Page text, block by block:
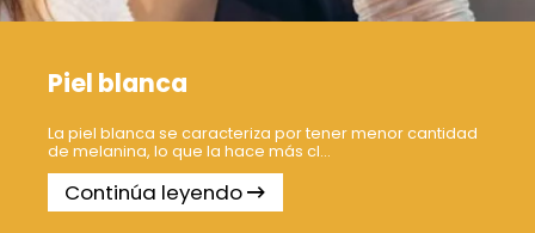
Piel blanca
La piel blanca se caracteriza por tener menor cantidad
de melanina, lo que la hace más cl...
Continúa leyendo